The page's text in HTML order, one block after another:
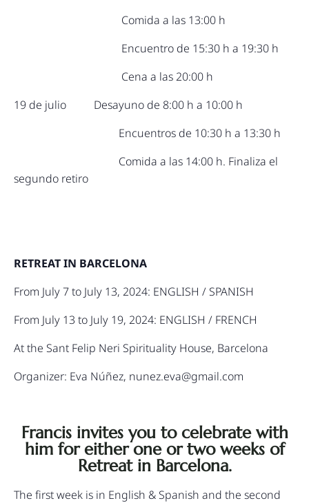
Comida a las 13:00 h
Encuentro de 15:30 h a 19:30 h
Cena a las 20:00 h
19 de julio Desayuno de 8:00 h a 10:00 h
Encuentros de 10:30 h a 13:30 h
Comida a las 14:00 h. Finaliza el
segundo retiro
RETREAT IN BARCELONA
From July 7 to July 13, 2024: ENGLISH / SPANISH
From July 13 to July 19, 2024: ENGLISH / FRENCH
At the Sant Felip Neri Spirituality House, Barcelona
Organizer: Eva Núñez, nunez.eva@gmail.com
Francis invites you to celebrate with
him for either one or two weeks of
Retreat in Barcelona.
The first week is in English & Spanish and the second